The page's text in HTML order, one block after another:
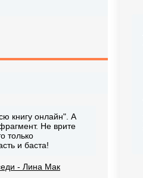
книгу онлайн". А
Не врите
только
и баста!
- Лина Мак